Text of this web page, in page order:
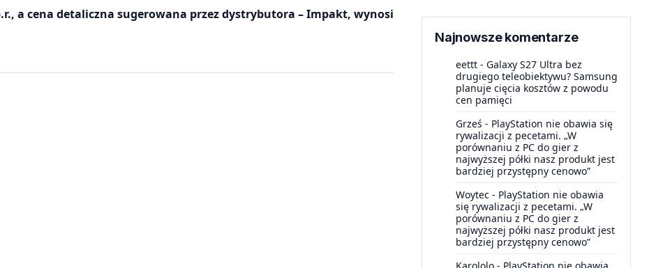
a cena detaliczna sugerowana przez dystrybutora – Impakt, wynosi
Najnowsze komentarze
eettt - Galaxy S27 Ultra bez
drugiego teleobiektywu? Samsung
planuje cięcia kosztów z powodu
cen pamięci
Grześ - PlayStation nie obawia się
rywalizacji z pecetami. „W
porównaniu z PC do gier z
najwyższej półki nasz produkt jest
bardziej przystępny cenowo”
Woytec - PlayStation nie obawia
się rywalizacji z pecetami. „W
porównaniu z PC do gier z
najwyższej półki nasz produkt jest
bardziej przystępny cenowo”